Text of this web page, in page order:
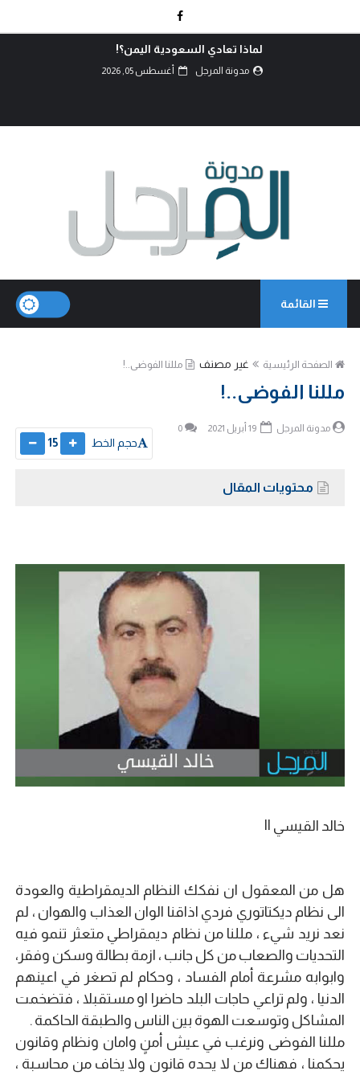
كربلاء.. انصال الكلمات..!
مدونة المرجل أغسطس 02, 2026
القائمة
الصفحة الرئيسية غير مصنف مللنا الفوضى..!
مللنا الفوضى..!
مدونة المرجل 0
حجم الخط 15
محتويات المقال
خالد القيسي ||
هل من المعقول ان نفكك النظام الديمقراطية والعودة
الى نظام ديكتاتوري فردي اذاقنا الوان العذاب والهوان ، لم
نعد نريد شيء ، مللنا من نظام ديمقراطي متعثر تنمو فيه
التحديات والصعاب من كل جانب ، ازمة بطالة وسكن وفقر،
وابوابه مشرعة أمام الفساد ، وحكام لم تصغر في اعينهم
الدنيا ، ولم تراعي حاجات البلد حاضرا او مستقبلا ، فتضخمت
المشاكل وتوسعت الهوة بين الناس والطبقة الحاكمة .
مللنا الفوضى ونرغب في عيش أمنٍ وامان ونظام وقانون
يحكمنا ، فهناك من لا يحده قانون ولا يخاف من محاسبة ،